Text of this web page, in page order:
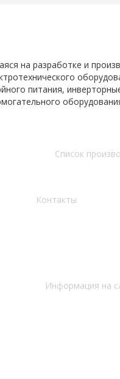
на разработке и
питания,
Список
Контакты
Информация на